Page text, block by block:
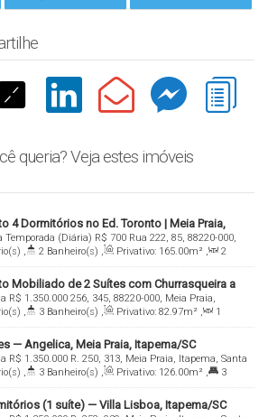
queria? Veja estes imóveis
4 Dormitórios no Ed. Toronto | Meia Praia,
m² com Vista Mar
R$ 700
Temporada (Diária)
Rua 222, 85, 88220-000,
Santa Catarina, Brasil
, 2 Banheiro(s) , Privativo: 165.00m² ,
2
Suíte(s) , 2 Vaga(s) , Útil: 165.00m²
Mobiliado de 2 Suítes com Churrasqueira a
Residence - Meia Praia, Itapema/SC
R$ 1.350.000 256, 345, 88220-000, Meia Praia,
Catarina, Brasil
, 3 Banheiro(s) , Privativo: 82.97m² ,
1
Suíte(s) , Total: 82.97m² , 2 Vaga(s)
— Angelica, Meia Praia, Itapema/SC
R$ 1.350.000 R. 250, 313, Meia Praia, Itapema, Santa
, 3 Banheiro(s) , Privativo: 126.00m² ,
3
Vaga(s)
(1 suíte) — Villa Lisboa, Itapema/SC